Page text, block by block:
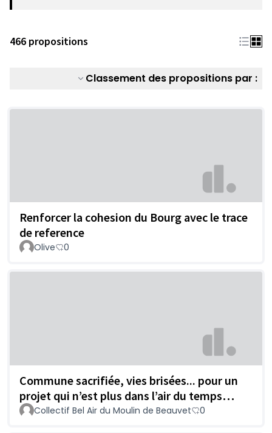
466 propositions
Classement des propositions par :
Renforcer la cohesion du Bourg avec le trace
de reference
Olive 0
Commune sacrifiée, vies brisées... pour un
projet qui n’est plus dans l’air du temps…
Collectif Bel Air du Moulin de Beauvet 0